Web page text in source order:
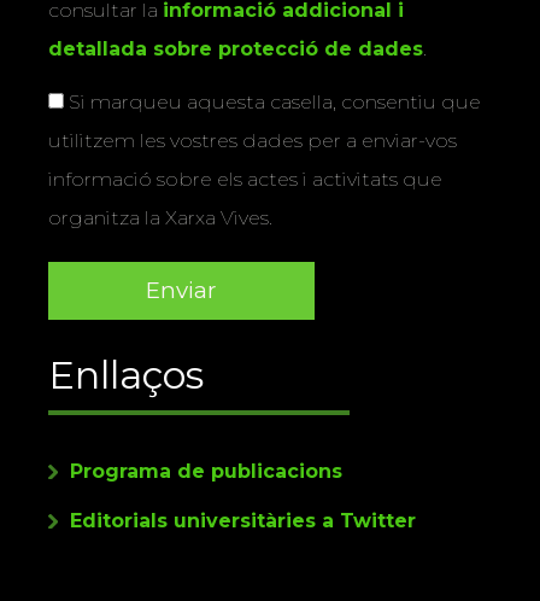
consultar la informació addicional i
detallada sobre protecció de dades
Si marqueu aquesta casella, consentiu que
utilitzem les vostres dades per a enviar-vos
informació sobre els actes i activitats que
organitza la Xarxa Vives.
Enllaços
Programa de publicacions
Editorials universitàries a Twitter